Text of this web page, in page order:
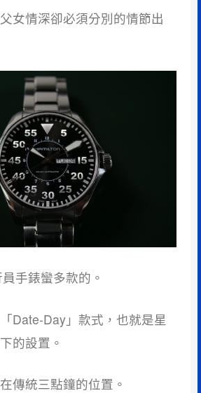
女情深卻必須分別的情節出
手錶蠻多款的。
Date-Day」款式，也就是星
的設置。
傳統三點鐘的位置。